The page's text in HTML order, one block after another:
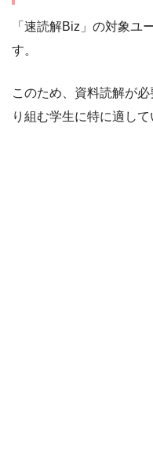
「速読解Biz」の対象ユ
す。
このため、資料読解が
り組む学生に特に適して